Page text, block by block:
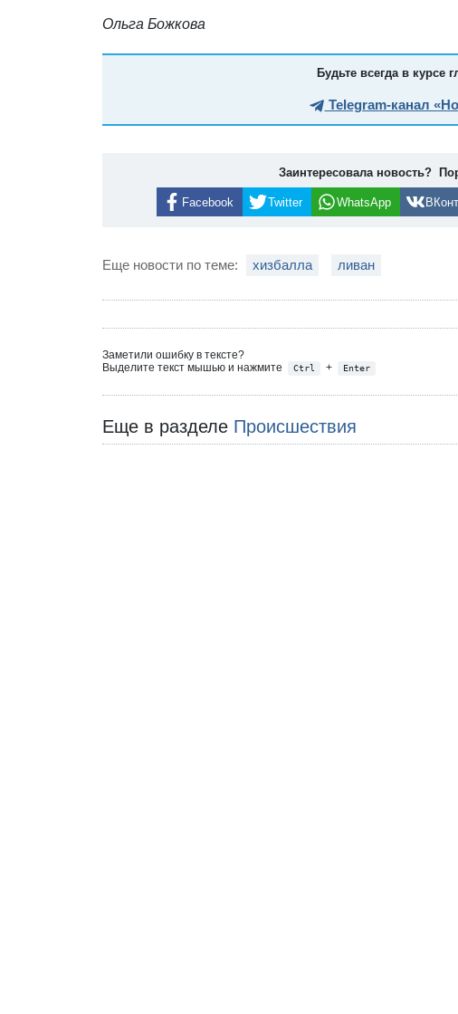
Ольга Божкова
Будьте всегда в курсе
Telegram-канал
Заинтересовала новость?
Facebook Twitter WhatsApp
Еще новости по теме: хизбалла ливан
Заметили ошибку в тексте?
Выделите текст мышью и нажмите
Ctrl + Enter
Еще в разделе Происшествия